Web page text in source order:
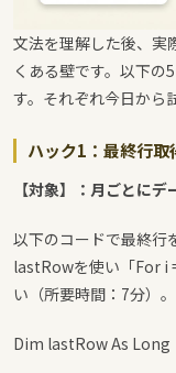
文法を理解した後、実
くある壁です。以下の
す。それぞれ今日から
ハック1：最終行
【対象】：月ごとに
以下のコードで最終行
lastRowを使い「For i
い（所要時間：7分）。
Dim lastRow As Long